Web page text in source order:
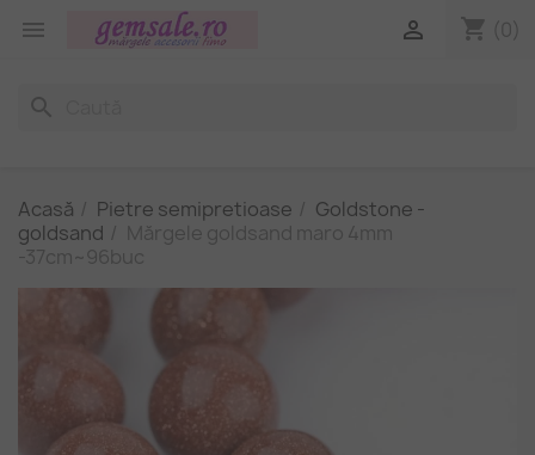
 shopping_cart (0)

search
Acasă Pietre semipretioase
Goldstone -
goldsand
Mărgele goldsand maro 4mm
-37cm~96buc